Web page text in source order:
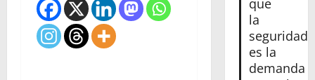
que
la
seguridad
es la
demanda